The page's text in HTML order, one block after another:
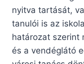
nyitva tartását,
tanulói is az
határozat szerint
és a vendéglátó